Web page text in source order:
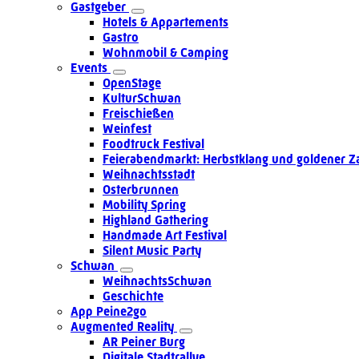
Gastgeber
Hotels & Appartements
Gastro
Wohnmobil & Camping
Events
OpenStage
KulturSchwan
Freischießen
Weinfest
Foodtruck Festival
Feierabendmarkt: Herbstklang und goldener
Weihnachtsstadt
Osterbrunnen
Mobility Spring
Highland Gathering
Handmade Art Festival
Silent Music Party
Schwan
WeihnachtsSchwan
Geschichte
App Peine2go
Augmented Reality
AR Peiner Burg